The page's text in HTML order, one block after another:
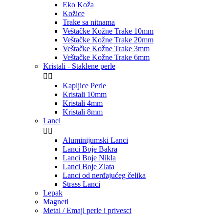
Eko Koža
Kožice
Trake sa nitnama
Veštačke Kožne Trake 10mm
Veštačke Kožne Trake 20mm
Veštačke Kožne Trake 3mm
Veštačke Kožne Trake 6mm
Kristali - Staklene perle
 
Kapljice Perle
Kristali 10mm
Kristali 4mm
Kristali 8mm
Lanci
 
Aluminijumski Lanci
Lanci Boje Bakra
Lanci Boje Nikla
Lanci Boje Zlata
Lanci od nerđajućeg čelika
Strass Lanci
Lepak
Magneti
Metal / Emajl perle i privesci